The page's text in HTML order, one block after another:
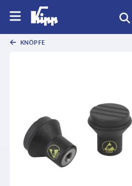
KNÖPFE